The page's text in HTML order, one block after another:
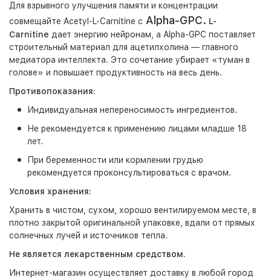
Для взрывного улучшения памяти и концентрации
совмещайте Acetyl-L-Carnitine с Alpha-GPC. L-
Carnitine дает энергию нейронам, а Alpha-GPC поставляет
строительный материал для ацетилхолина — главного
медиатора интеллекта. Это сочетание убирает «туман в
голове» и повышает продуктивность на весь день.
Противопоказания:
Индивидуальная непереносимость ингредиентов.
Не рекомендуется к применению лицами младше 18
лет.
При беременности или кормлении грудью
рекомендуется проконсультироваться с врачом.
Условия хранения:
Хранить в чистом, сухом, хорошо вентилируемом месте, в
плотно закрытой оригинальной упаковке, вдали от прямых
солнечных лучей и источников тепла.
Не является лекарственным средством.
Интернет-магазин осуществляет доставку в любой город